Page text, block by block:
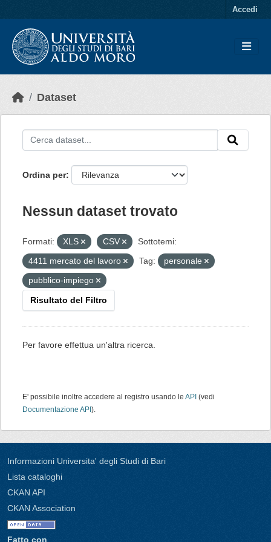
Accedi
Dataset
Ordina per
Nessun dataset trovato
Formati: XLS CSV
Sottotemi:
4411 mercato del lavoro
Tag:
personale
pubblico-impiego
Risultato del Filtro
Per favore effettua un'altra ricerca.
E' possibile inoltre accedere al registro usando le API (vedi
Documentazione API ).
Informazioni Universita' degli Studi di Bari
Lista cataloghi
CKAN API
CKAN Association
Fatto con